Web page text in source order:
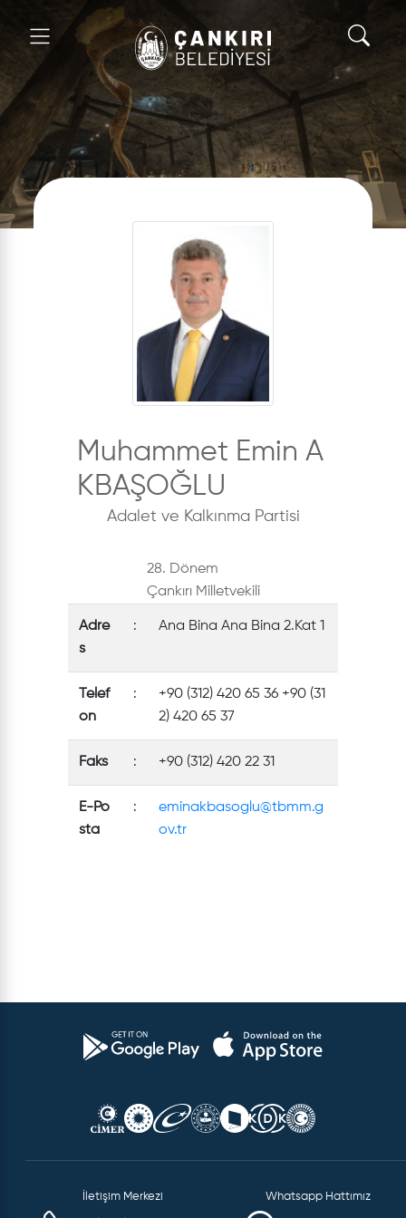
Muhammet Emin A
KBAŞOĞLU
Adalet ve Kalkınma Partisi
28. Dönem
Çankırı Milletvekili
Adre
s
: Ana Bina Ana Bina 2.Kat 1
Telef
on
:
+90 (312) 420 65 36 +90 (31
2) 420 65 37
Faks : +90 (312) 420 22 31
E-Po
sta
:
eminakbasoglu@tbmm.g
ov.tr
İletişim Merkezi Whatsapp Hattımız